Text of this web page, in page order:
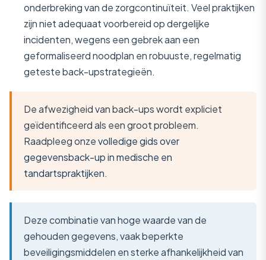
onderbreking van de zorgcontinuïteit. Veel praktijken
zijn niet adequaat voorbereid op dergelijke
incidenten, wegens een gebrek aan een
geformaliseerd noodplan en robuuste, regelmatig
geteste back-upstrategieën.
De afwezigheid van back-ups wordt expliciet
geïdentificeerd als een groot probleem.
Raadpleeg onzevolledige gids over
gegevensback-up in medische en
tandartspraktijken.
Deze combinatie van hoge waarde van de
gehouden gegevens, vaak beperkte
beveiligingsmiddelen en sterke afhankelijkheid van